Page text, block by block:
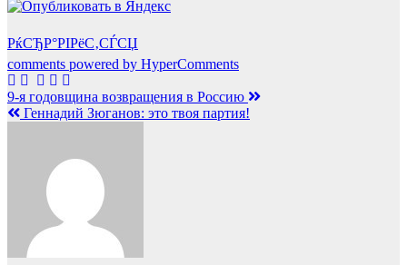
РќСЂР°РІРёС‚СЃСЏ
comments powered by HyperComments
Навигация
по
9-я годовщина возвращения в Россию
Геннадий Зюганов: это твоя партия!